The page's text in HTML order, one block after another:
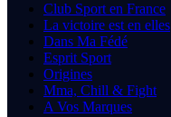
Club Sport en France
La victoire est en elles
Dans Ma Fédé
Esprit Sport
Origines
Mma, Chill & Fight
A Vos Marques